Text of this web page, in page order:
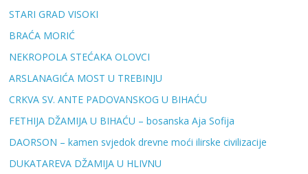
STARI GRAD VISOKI
BRAĆA MORIĆ
NEKROPOLA STEĆAKA OLOVCI
ARSLANAGIĆA MOST U TREBINJU
CRKVA SV. ANTE PADOVANSKOG U BIHAĆU
FETHIJA DŽAMIJA U BIHAĆU – bosanska Aja Sofija
DAORSON – kamen svjedok drevne moći ilirske civilizacije
DUKATAREVA DŽAMIJA U HLIVNU